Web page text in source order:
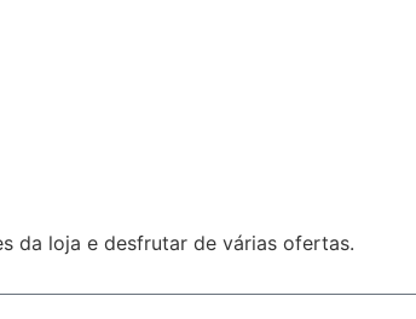
da loja e desfrutar de várias ofertas.